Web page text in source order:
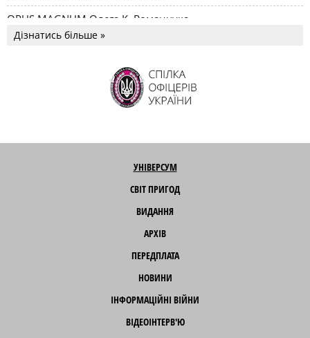
OPUS MAGNUM Олега К. Романчука
Дізнатись більше »
УНІВЕРСУМ
СВІТ ПРИГОД
ВИДАННЯ
АРХІВ
ПЕРЕДПЛАТА
НОВИНИ
ІНФОРМАЦІЙНІ ВІЙНИ
ВІДЕОІНТЕРВ'Ю